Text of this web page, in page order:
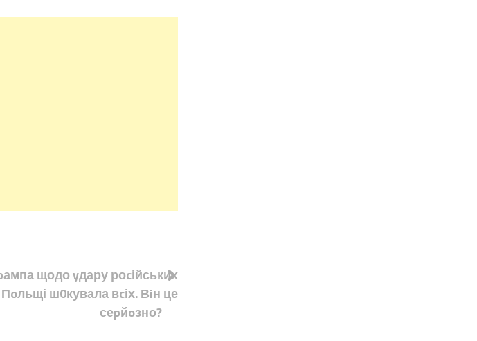
щодо yдару роcійських
ш0кувала вcіх. Вiн це
сеpйoзно?